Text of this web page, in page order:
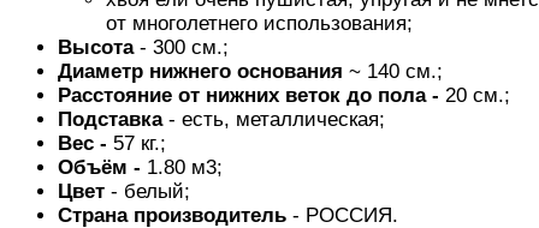
от многолетнего использования;
Высота- 300 см.;
Диаметр нижнего основания ~ 140 см.;
Расстояние от нижних веток до пола - 20 см.;
Подставка- есть, металлическая;
Вес - 57 кг.;
Объём - 1.80 м3;
Цвет - белый;
Страна производитель - РОССИЯ.